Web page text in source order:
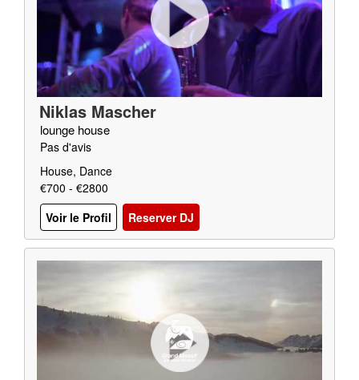
Niklas Mascher
lounge house
Pas d'avis
House, Dance
€700 - €2800
Voir le Profil
Reserver DJ